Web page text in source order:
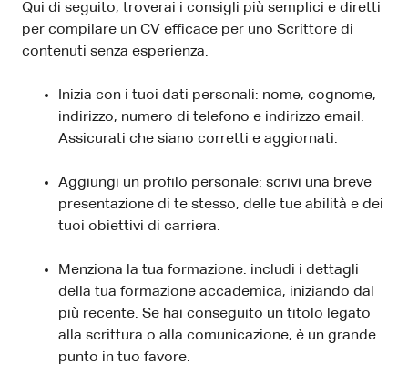
Qui di seguito, troverai i consigli più semplici e diretti
per compilare un CV efficace per uno Scrittore di
contenuti senza esperienza.
Inizia con i tuoi dati personali: nome, cognome,
indirizzo, numero di telefono e indirizzo email.
Assicurati che siano corretti e aggiornati.
Aggiungi un profilo personale: scrivi una breve
presentazione di te stesso, delle tue abilità e dei
tuoi obiettivi di carriera.
Menziona la tua formazione: includi i dettagli
della tua formazione accademica, iniziando dal
più recente. Se hai conseguito un titolo legato
alla scrittura o alla comunicazione, è un grande
punto in tuo favore.